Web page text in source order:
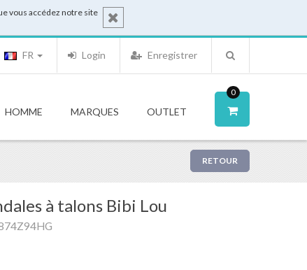
vous accédez notre site
Enregistrer
Login
FR
0
HOMME MARQUES OUTLET
RETOUR
à talons Bibi Lou